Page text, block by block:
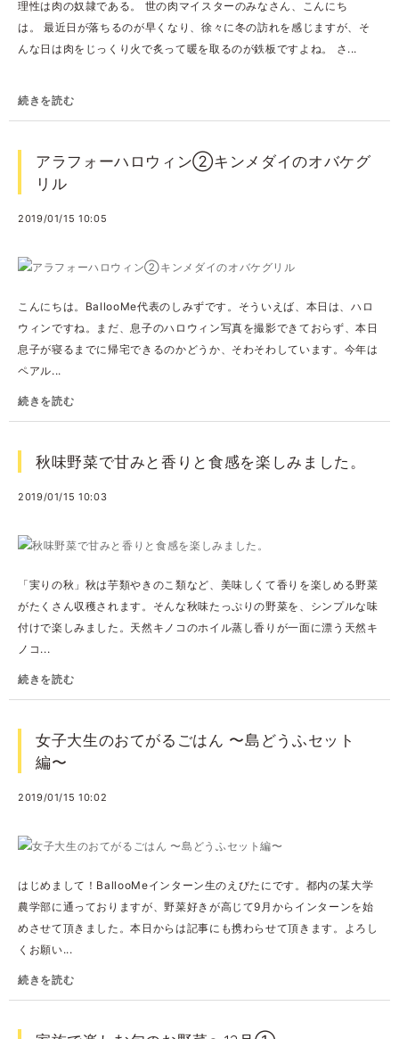
理性は肉の奴隷である。 世の肉マイスターのみなさん、こんにち
は。 最近日が落ちるのが早くなり、徐々に冬の訪れを感じますが、そ
んな日は肉をじっくり火で炙って暖を取るのが鉄板ですよね。 さ...
続きを読む
アラフォーハロウィン②キンメダイのオバケグ
リル
2019/01/15 10:05
こんにちは。BallooMe代表のしみずです。そういえば、本日は、ハロ
ウィンですね。まだ、息子のハロウィン写真を撮影できておらず、本日
息子が寝るまでに帰宅できるのかどうか、そわそわしています。今年は
ペアル...
続きを読む
秋味野菜で甘みと香りと食感を楽しみました。
2019/01/15 10:03
「実りの秋」秋は芋類やきのこ類など、美味しくて香りを楽しめる野菜
がたくさん収穫されます。そんな秋味たっぷりの野菜を、シンプルな味
付けで楽しみました。天然キノコのホイル蒸し香りが一面に漂う天然キ
ノコ...
続きを読む
女子大生のおてがるごはん 〜島どうふセット
編〜
2019/01/15 10:02
はじめまして！BallooMeインターン生のえびたにです。都内の某大学
農学部に通っておりますが、野菜好きが高じて9月からインターンを始
めさせて頂きました。本日からは記事にも携わらせて頂きます。よろし
くお願い...
続きを読む